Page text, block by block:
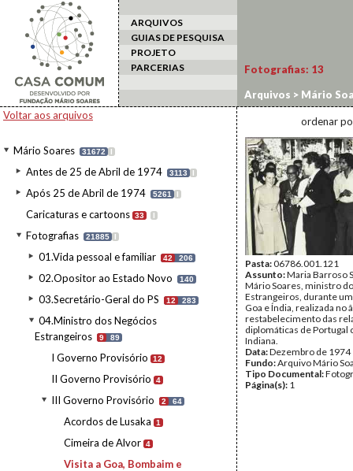
ARQUIVOS
GUIAS DE PESQUISA
PROJETO
PARCERIAS
Voltar aos arquivos
Mário Soares 31672 I
Antes de 25 de Abril de 1974 3113 I
Após 25 de Abril de 1974 5261 I
Caricaturas e cartoons 33 I
Fotografias 21885 I
01.Vida pessoal e familiar 42 206
02.Opositor ao Estado Novo 140
03.Secretário-Geral do PS 12 283
04.Ministro dos Negócios
Estrangeiros
9 89
I Governo Provisório 12
II Governo Provisório 4
III Governo Provisório 2 64
Acordos de Lusaka 1
Cimeira de Alvor 4
Visita a Goa, Bombaim e
Fotografias: 13
Arquivos > Mário
Visita a Goa,
ordenar
Pasta:06786.001.121
Assunto:Maria Barroso
Mário Soares, ministro
Estrangeiros, durante
Goa e Índia, realizada no
restabelecimento das
diplomáticas de Portugal
Indiana.
Data:Dezembro de 1974
Fundo:Arquivo Mário
Tipo Documental:
Página(s): 1